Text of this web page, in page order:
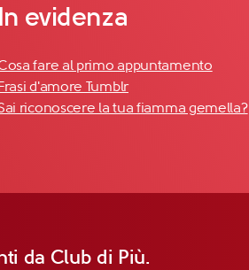
In evidenza
fare al primo appuntamento
d'amore Tumblr
riconoscere la tua fiamma gemella?
da Club di Più.